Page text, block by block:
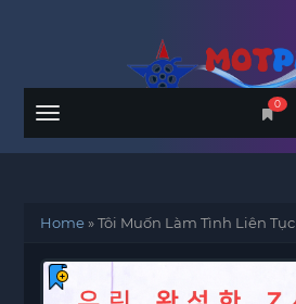
Menu
0
Home»Tôi Muốn Làm Tình Liên Tục